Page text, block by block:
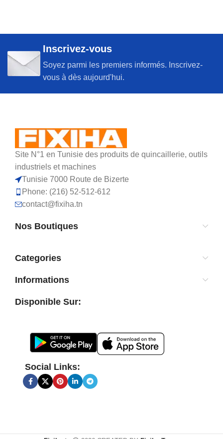
Inscrivez-vous
Soyez parmi les premiers informés. Inscrivez-
vous à dès aujourd'hui.
Site N°1 en Tunisie des produits de quincaillerie, outils
industriels et machines
Tunisie 7000 Route de Bizerte
Phone: (216) 52-512-612
contact@fixiha.tn
Nos Boutiques
Categories
Informations
Disponible Sur:
Social Links: